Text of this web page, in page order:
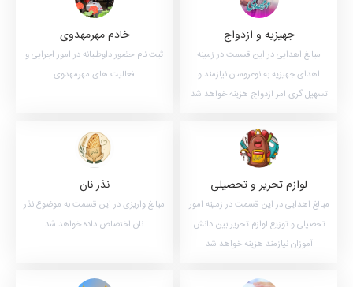
جهیزیه و ازدواج
مبالغ اهدایی در این قسمت در زمینه
اهدای جهیزیه به نوعروسان نیازمند و
تسهیل گری امر ازدواج هزینه خواهد شد
خادم مهرمهدوی
ثبت نام حضور داوطلبانه در امور اجرایی و
فعالیت های مهرمهدوی
لوازم تحریر و تحصیلی
مبالغ اهدایی در این قسمت در زمینه امور
تحصیلی و توزیع لوازم تحریر بین دانش
آموزان نیازمند هزینه خواهد شد
نذر نان
مبالغ واریزی در این قسمت به موضوع نذر
نان اختصاص داده خواهد شد